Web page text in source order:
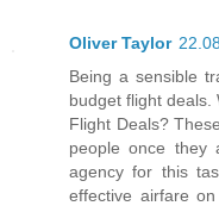
Oliver Taylor
Being a sensible
budget flight deals.
Flight Deals?
people once they
agency for this
effective airfare